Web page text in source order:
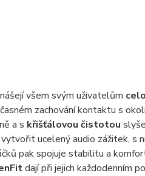
všem svým uživatelům
zachování kontaktu s
a s křišťálovou čistotou
ucelený audio zážitek, s
pak spojuje stabilitu a
dají při jejich každodenním